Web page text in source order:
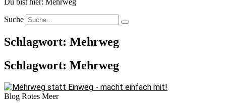
Du bist hier: Mehrweg
Suche
Schlagwort: Mehrweg
Schlagwort: Mehrweg
Blog Rotes Meer